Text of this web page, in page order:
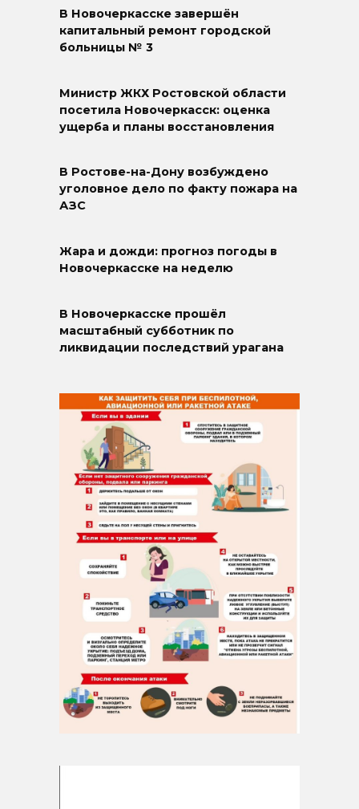
В Новочеркасске завершён
капитальный ремонт городской
больницы № 3
Министр ЖКХ Ростовской области
посетила Новочеркасск: оценка
ущерба и планы восстановления
В Ростове-на-Дону возбуждено
уголовное дело по факту пожара на
АЗС
Жара и дожди: прогноз погоды в
Новочеркасске на неделю
В Новочеркасске прошёл
масштабный субботник по
ликвидации последствий урагана